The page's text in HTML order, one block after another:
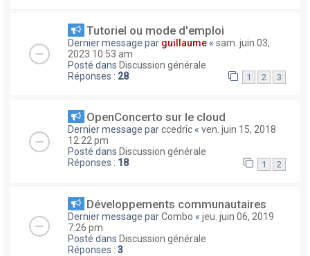
Tutoriel ou mode d'emploi
Dernier message par guillaume « sam. juin 03,
2023 10:53 am
Posté dans Discussion générale
Réponses : 28 1 2 3
OpenConcerto sur le cloud
Dernier message parccedric « ven. juin 15, 2018
12:22 pm
Posté dans Discussion générale
Réponses : 18 1 2
Développements communautaires
Dernier message parCombo « jeu. juin 06, 2019
7:26 pm
Posté dans Discussion générale
Réponses : 3